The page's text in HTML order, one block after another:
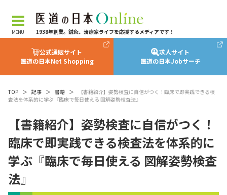
1938年創業。鍼灸、治療家ライフを応援するメディアです！
公式通販サイト
医道の日本Net Shopping
求人サイト
医道の日本Jobサーチ
TOP ＞ 記事 ＞ 書籍 ＞
【書籍紹介】姿勢検査に自信がつく！臨床で即実践できる検
査法を体系的に学ぶ『臨床で毎日使える 図解姿勢検査法』
【書籍紹介】姿勢検査に自信がつく！
臨床で即実践できる検査法を体系的に
学ぶ『臨床で毎日使える 図解姿勢検査
法』